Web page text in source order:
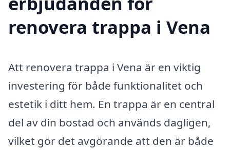
renovera trappa i Vena
Att renovera trappa i Vena är en viktig
investering för både funktionalitet och
estetik i ditt hem. En trappa är en central
del av din bostad och används dagligen,
vilket gör det avgörande att den är både